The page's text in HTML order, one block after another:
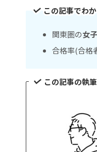
この記事でわ
関東圏の女
合格率(合格
この記事の執